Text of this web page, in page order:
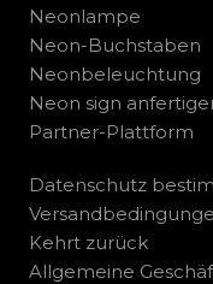
Neonlampe
Neon-Buchstaben
Neonbeleuchtung
Neon sign
Partner-Plattform
Datenschutz
Kehrt zurück
Allgemeine